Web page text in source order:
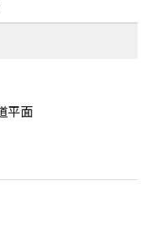
平面